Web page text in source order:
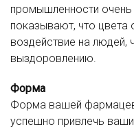
промышленности
показывают, что цвета
воздействие на людей,
выздоровлению.
Форма
Форма вашей
успешно привлечь